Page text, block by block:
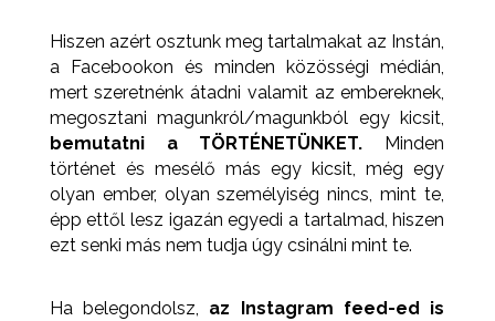
Hiszen azért osztunk meg tartalmakat az Instán,
a Facebookon és minden közösségi médián,
mert szeretnénk átadni valamit az embereknek,
megosztani magunkról/magunkból egy kicsit,
bemutatni a TÖRTÉNETÜNKET. Minden
történet és mesélő más egy kicsit, még egy
olyan ember, olyan személyiség nincs, mint te,
épp ettől lesz igazán egyedi a tartalmad, hiszen
ezt senki más nem tudja úgy csinálni mint te.
Ha belegondolsz, az Instagram feed-ed is